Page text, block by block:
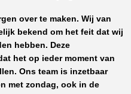
over te maken. Wij van
bekend om het feit dat wij
hebben. Deze
het op ieder moment van
Ons team is inzetbaar
met zondag, ook in de